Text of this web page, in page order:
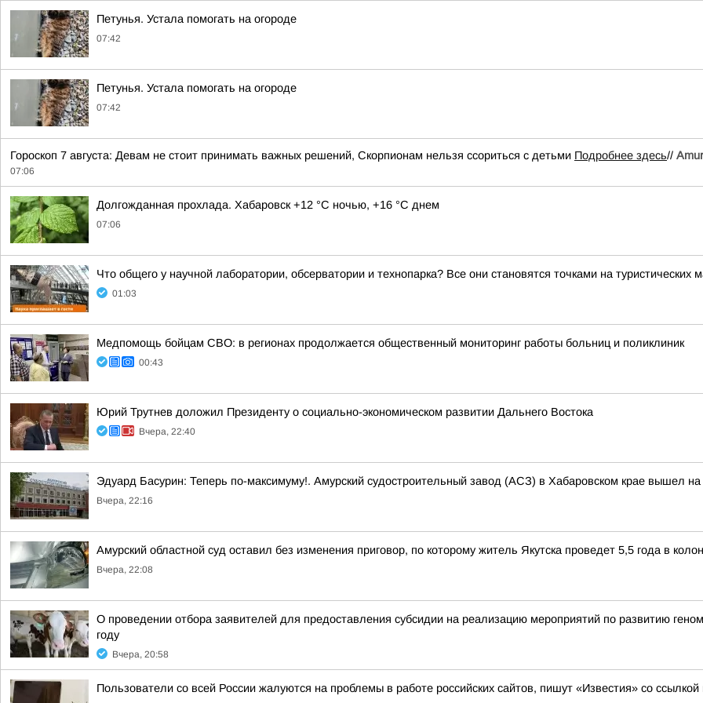
Петунья. Устала помогать на огороде
07:42
Петунья. Устала помогать на огороде
07:42
Гороскоп 7 августа: Девам не стоит принимать важных решений, Скорпионам нельзя ссориться с детьми Подробнее здесь//
07:06
Долгожданная прохлада. Хабаровск +12 °C ночью, +16 °C днем
07:06
Что общего у научной лаборатории, обсерватории и технопарка? Все они становятся точками на туристических
01:03
Медпомощь бойцам СВО: в регионах продолжается общественный мониторинг работы больниц и поликлиник
00:43
Юрий Трутнев доложил Президенту о социально-экономическом развитии Дальнего Востока
Вчера, 22:40
Эдуард Басурин: Теперь по-максимуму!. Амурский судостроительный завод (АСЗ) в Хабаровском крае вышел на
Вчера, 22:16
Амурский областной суд оставил без изменения приговор, по которому житель Якутска проведет 5,5 года в
Вчера, 22:08
О проведении отбора заявителей для предоставления субсидии на реализацию мероприятий по развитию
году
Вчера, 20:58
Пользователи со всей России жалуются на проблемы в работе российских сайтов, пишут «Известия» со